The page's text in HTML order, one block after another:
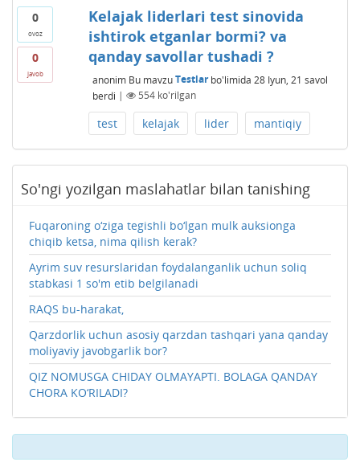
0
ovoz
0
javob
Kelajak liderlari test sinovida
ishtirok etganlar bormi? va
qanday savollar tushadi ?
anonim Bu mavzuTestlarbo'limida 28 Iyun, 21 savol
berdi | 554ko'rilgan
test kelajak lider mantiqiy
So'ngi yozilgan maslahatlar bilan tanishing
Fuqaroning o‘ziga tegishli bo‘lgan mulk auksionga
chiqib ketsa, nima qilish kerak?
Ayrim suv resurslaridan foydalanganlik uchun soliq
stabkasi 1 so'm etib belgilanadi
RAQS bu-harakat,
Qarzdorlik uchun asosiy qarzdan tashqari yana qanday
moliyaviy javobgarlik bor?
QIZ NOMUSGA CHIDAY OLMAYAPTI. BOLAGA QANDAY
CHORA KO‘RILADI?